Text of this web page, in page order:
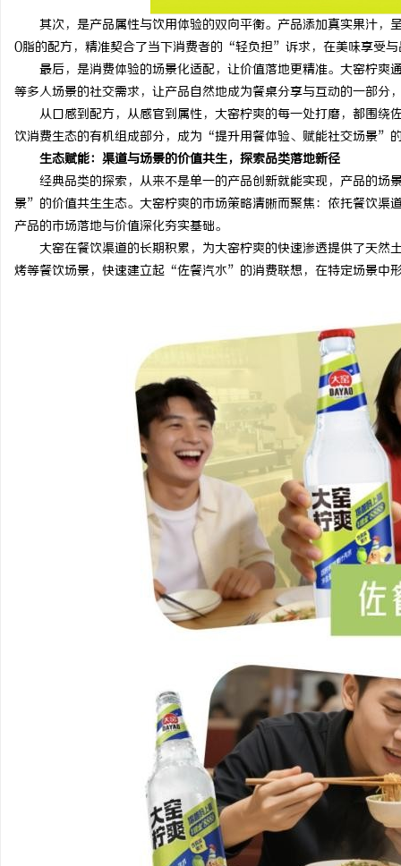
其次，是产品属性与饮用体验的双向平衡。产品添加真实果汁
0脂的配方，精准契合了当下消费者的“轻负担”诉求，在美味享受
最后，是消费体验的场景化适配，让价值落地更精准。大窑柠
等多人场景的社交需求，让产品自然地成为餐桌分享与互动的一部分
从口感到配方，从感官到属性，大窑柠爽的每一处打磨，都围
饮消费生态的有机组成部分，成为“提升用餐体验、赋能社交场景”
生态赋能：渠道与场景的价值共生，探索品类落地新径
经典品类的探索，从来不是单一的产品创新就能实现，产品的
景”的价值共生生态。大窑柠爽的市场策略清晰而聚焦：依托餐饮
产品的市场落地与价值深化夯实基础。
大窑在餐饮渠道的长期积累，为大窑柠爽的快速渗透提供了天
烤等餐饮场景，快速建立起“佐餐汽水”的消费联想，在特定场景中